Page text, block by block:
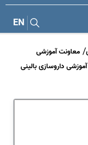
EN
معاونت آموزشی
داروسازی بالینی